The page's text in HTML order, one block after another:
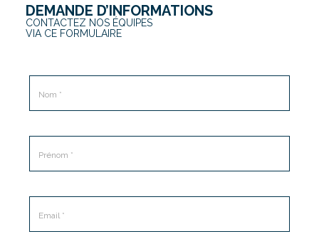
DEMANDE D’INFORMATIONS
CONTACTEZ NOS ÉQUIPES
VIA CE FORMULAIRE